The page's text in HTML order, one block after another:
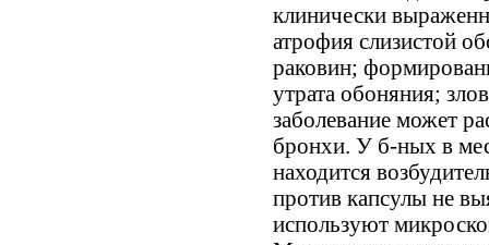
клинически
атрофия слизистой
раковин;
утрата обоняния;
заболевание может
бронхи. У б-ных в
находится
против капсулы не
используют